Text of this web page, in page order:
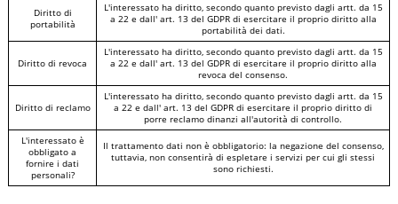
Diritto di
portabilità
L'interessato ha diritto, secondo quanto previsto dagli artt. da 15
a 22 e dall' art. 13 del GDPR di esercitare il proprio diritto alla
portabilità dei dati.
Diritto di revoca
L'interessato ha diritto, secondo quanto previsto dagli artt. da 15
a 22 e dall' art. 13 del GDPR di esercitare il proprio diritto alla
revoca del consenso.
Diritto di reclamo
L'interessato ha diritto, secondo quanto previsto dagli artt. da 15
a 22 e dall' art. 13 del GDPR di esercitare il proprio diritto di
porre reclamo dinanzi all'autorità di controllo.
L'interessato è
obbligato a
fornire i dati
personali?
Il trattamento dati non è obbligatorio: la negazione del consenso,
tuttavia, non consentirà di espletare i servizi per cui gli stessi
sono richiesti.